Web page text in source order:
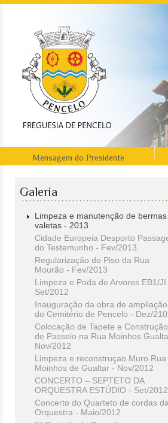
Mensagem do Presidente
Galeria
Limpeza e manutenção de bermas
valetas - 2013
Cidade Europeia Desporto
do Testemunho - Fev/2013
Regularização do Piso da Rua
Mourão - Fev/2013
Limpeza e Poda de Arvores EB1/JI
Set/2012
Inauguração da obra de ampliação
do Cemitério de Pencelo - Dez/
Colocação de Tapete e Construção
de Passeio na Rua Moinhos
Nov/2012
Limpeza e reconstruçao Muro Rua
Moinhos de Gualtar - Nov/2012
CONCERTO – SEPTETO DA
ORQUESTRA ESTÚDIO - Set/2012
Concerto do Quarteto de cordas da
Orquestra - Maio/2012